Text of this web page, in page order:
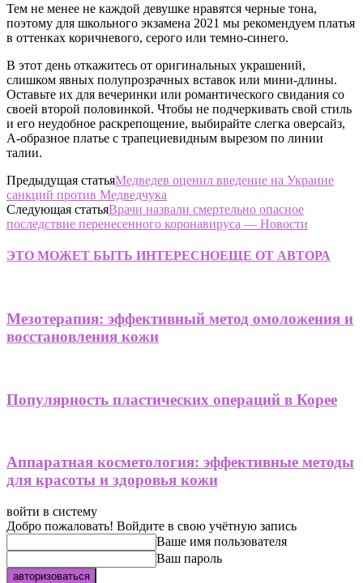
Тем не менее не каждой девушке нравятся черные тона,
поэтому для школьного экзамена 2021 мы рекомендуем платья
в оттенках коричневого, серого или темно-синего.
В этот день откажитесь от оригинальных украшений,
слишком явных полупрозрачных вставок или мини-длины.
Оставьте их для вечеринки или романтического свидания со
своей второй половинкой. Чтобы не подчеркивать свой стиль
и его неудобное раскрепощение, выбирайте слегка оверсайз,
А-образное платье с трапециевидным вырезом по линии
талии.
Предыдущая статьяМедведев оценил введение на Украине
санкций против Медведчука
Следующая статьяВрачи назвали смертельно опасное
последствие перенесенного коронавируса — Новости
ЭТО МОЖЕТ БЫТЬ ИНТЕРЕСНОЕЩЕ ОТ АВТОРА
Мезотерапия: эффективный метод омоложения и
восстановления кожи
Популярность пластических операций в Корее
Аппаратная косметология: эффективные методы
для красоты и здоровья кожи
войти в систему
Добро пожаловать! Войдите в свою учётную запись
Ваше имя пользователя
Ваш пароль